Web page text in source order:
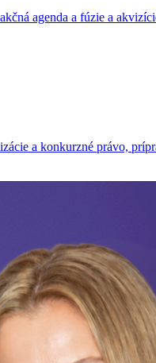
agenda a fúzie a
a konkurzné právo,